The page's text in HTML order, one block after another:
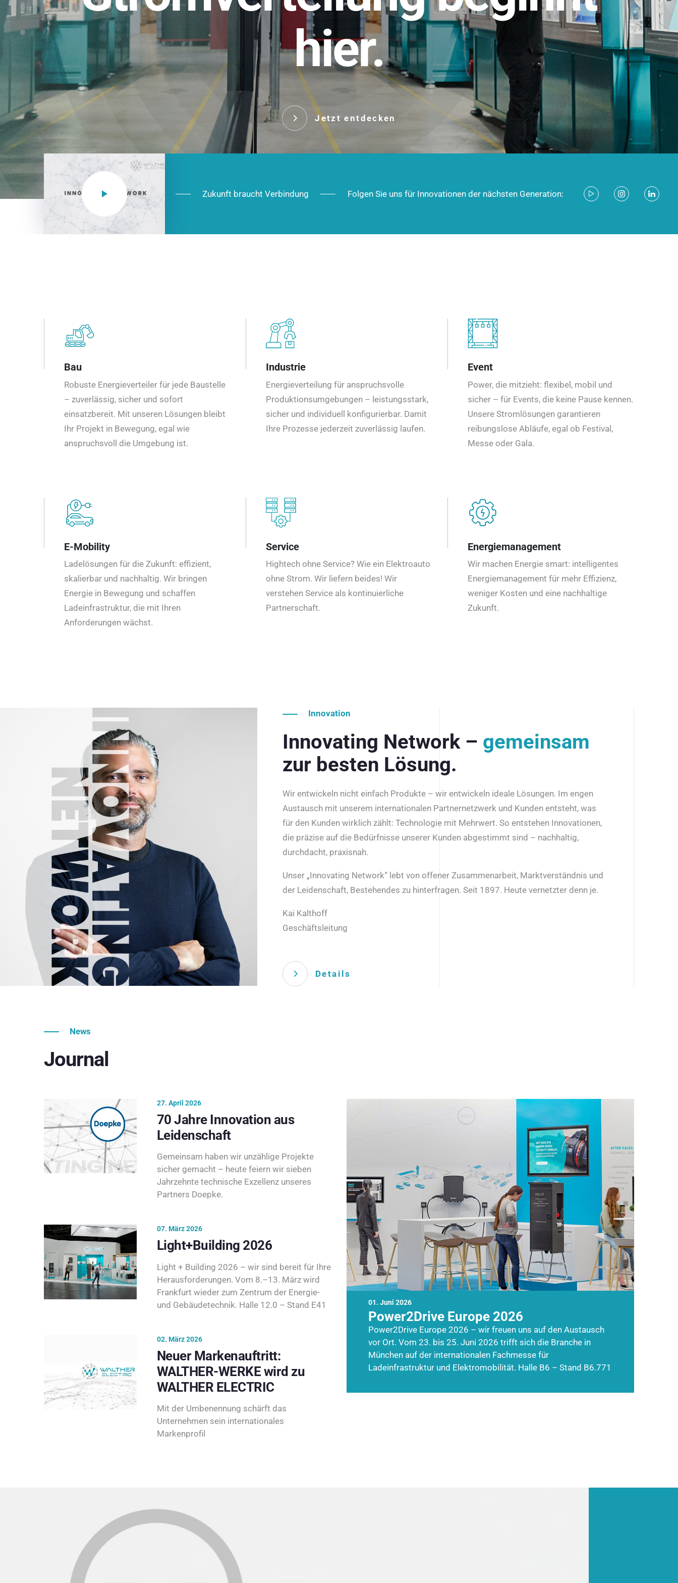
hier.
Jetzt entdecken
NEO CEE: Energieverteilung mit System. Robust im Alltag,
effizient in der Installation, zukunftsfähig im Ausbau.
Das innovative Stecksystem für industrielle Anwendungen –
robust, IP-geschützt und zukunftsfähig.
Jetzt entdecken
Zukunft braucht Verbindung Folgen Sie uns für Innovationen der nächsten Generation:
Bau
Robuste Energieverteiler für jede Baustelle
– zuverlässig, sicher und sofort
einsatzbereit. Mit unseren Lösungen bleibt
Ihr Projekt in Bewegung, egal wie
anspruchsvoll die Umgebung ist.
Industrie
Energieverteilung für anspruchsvolle
Produktionsumgebungen – leistungsstark,
sicher und individuell konfigurierbar. Damit
Ihre Prozesse jederzeit zuverlässig laufen.
Event
Power, die mitzieht: flexibel, mobil und
sicher – für Events, die keine Pause kennen.
Unsere Stromlösungen garantieren
reibungslose Abläufe, egal ob Festival,
Messe oder Gala.
E-Mobility
Ladelösungen für die Zukunft: effizient,
skalierbar und nachhaltig. Wir bringen
Energie in Bewegung und schaffen
Ladeinfrastruktur, die mit Ihren
Anforderungen wächst.
Service
Hightech ohne Service? Wie ein Elektroauto
ohne Strom. Wir liefern beides! Wir
verstehen Service als kontinuierliche
Partnerschaft.
Energiemanagement
Wir machen Energie smart: intelligentes
Energiemanagement für mehr Effizienz,
weniger Kosten und eine nachhaltige
Zukunft.
Innovation
Innovating Network – gemeinsam
zur besten Lösung.
Wir entwickeln nicht einfach Produkte – wir entwickeln ideale Lösungen. Im engen
Austausch mit unserem internationalen Partnernetzwerk und Kunden entsteht, was
für den Kunden wirklich zählt: Technologie mit Mehrwert. So entstehen Innovationen,
die präzise auf die Bedürfnisse unserer Kunden abgestimmt sind – nachhaltig,
durchdacht, praxisnah.
Unser „Innovating Network“ lebt von offener Zusammenarbeit, Marktverständnis und
der Leidenschaft, Bestehendes zu hinterfragen. Seit 1897. Heute vernetzter denn je.
Kai Kalthoff
Geschäftsleitung
Details
News
Journal
01. Juni 2026
Power2Drive Europe 2026
Power2Drive Europe 2026 – wir freuen uns auf den Austausch
vor Ort. Vom 23. bis 25. Juni 2026 trifft sich die Branche in
München auf der internationalen Fachmesse für
Ladeinfrastruktur und Elektromobilität. Halle B6 – Stand B6.771
27. April 2026
70 Jahre Innovation aus
Leidenschaft
Gemeinsam haben wir unzählige Projekte
sicher gemacht – heute feiern wir sieben
Jahrzehnte technische Exzellenz unseres
Partners Doepke.
07. März 2026
Light+Building 2026
Light + Building 2026 – wir sind bereit für Ihre
Herausforderungen. Vom 8.–13. März wird
Frankfurt wieder zum Zentrum der Energie-
und Gebäudetechnik. Halle 12.0 – Stand E41
02. März 2026
Neuer Markenauftritt:
WALTHER-WERKE wird zu
WALTHER ELECTRIC
Mit der Umbenennung schärft das
Unternehmen sein internationales
Markenprofil